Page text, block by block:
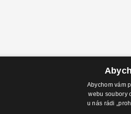
Adresa
Havlíčkovo
Abychom vám
webu soubory
u nás rádi